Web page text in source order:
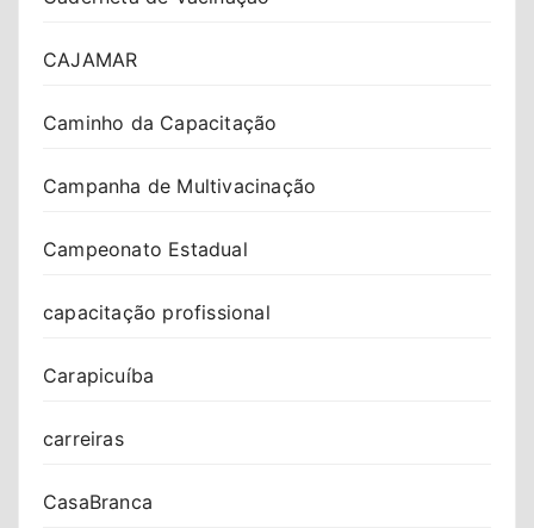
CAJAMAR
Caminho da Capacitação
Campanha de Multivacinação
Campeonato Estadual
capacitação profissional
Carapicuíba
carreiras
CasaBranca